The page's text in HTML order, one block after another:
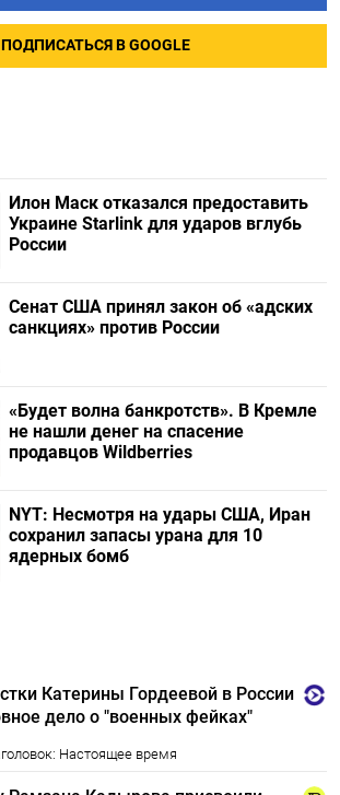
ПОДПИСАТЬСЯ В GOOGLE
Илон Маск отказался предоставить
Украине Starlink для ударов вглубь
России
Сенат США принял закон об «адских
санкциях» против России
«Будет волна банкротств». В Кремле
не нашли денег на спасение
продавцов Wildberries
NYT: Несмотря на удары США, Иран
сохранил запасы урана для 10
ядерных бомб